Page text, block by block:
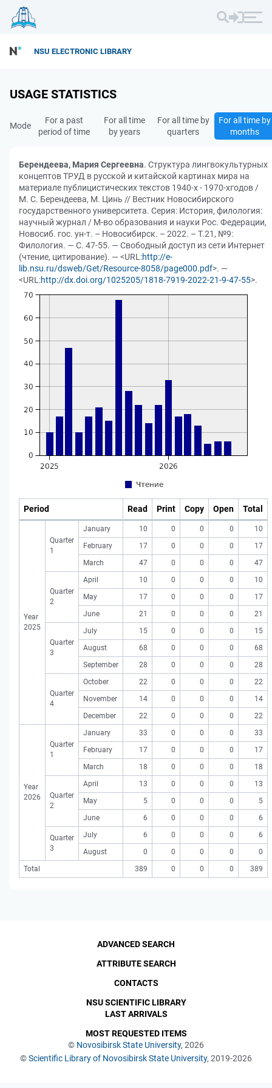
NSU ELECTRONIC LIBRARY
USAGE STATISTICS
Mode
For a past
period of time
For all time
by years
For all time by
quarters
For all time by
months
Берендеева, Мария Сергеевна. Структура лингвокультурных
концептов ТРУД в русской и китайской картинах мира на
материале публицистических текстов 1940-х - 1970-хгодов /
М. С. Берендеева, М. Цинь // Вестник Новосибирского
государственного университета. Серия: История, филология:
научный журнал / М-во образования и науки Рос. Федерации,
Новосиб. гос. ун-т. – Новосибирск. – 2022. – Т.21, №9:
Филология. — С. 47-55. — Свободный доступ из сети Интернет
(чтение, цитирование). — <URL:http://e-
lib.nsu.ru/dsweb/Get/Resource-8058/page000.pdf>. —
<URL:http://dx.doi.org/1025205/1818-7919-2022-21-9-47-55>.
Period Read Print Copy Open Total
Year
2025
Quarter
1
January 10 0 0 0
10
February
17 0 0 0
17
March
47 0 0 0 47
Quarter
2
April 10 0 0 0
10
May
17 0 0 0
17
June
21 0 0 0 21
Quarter
3
July 15 0 0 0
15
August
68 0 0 0
68
September
28 0 0 0 28
Quarter
4
October 22 0 0 0
22
November
14 0 0 0
14
December
22 0 0 0 22
Year
2026
Quarter
1
January 33 0 0 0
33
February
17 0 0 0
17
March
18 0 0 0 18
Quarter
2
April 13 0 0 0
13
May
5 0 0 0
5
June
6 0 0 0 6
Quarter
3
July 6 0 0 0
6
August
0 0 0 0
0
Total
389 0 0 0 389
© Novosibirsk State University, 2026
©Scientific Library of Novosibirsk State University, 2019-2026
ADVANCED SEARCH
ATTRIBUTE SEARCH
CONTACTS
NSU SCIENTIFIC LIBRARY
LAST ARRIVALS
MOST REQUESTED ITEMS